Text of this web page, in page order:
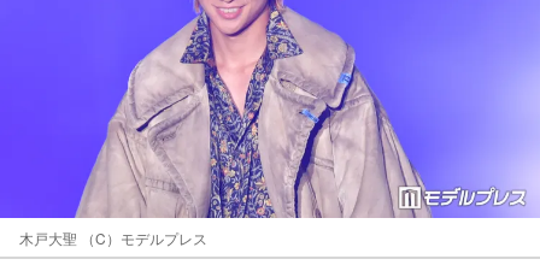
木戸大聖 （C）モデルプレス